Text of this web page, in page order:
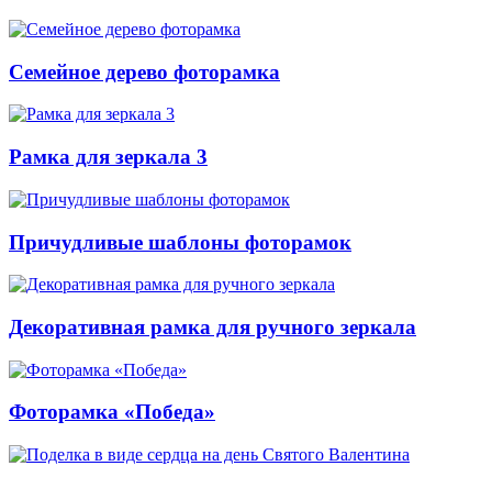
Семейное дерево фоторамка
Рамка для зеркала 3
Причудливые шаблоны фоторамок
Декоративная рамка для ручного зеркала
Фоторамка «Победа»